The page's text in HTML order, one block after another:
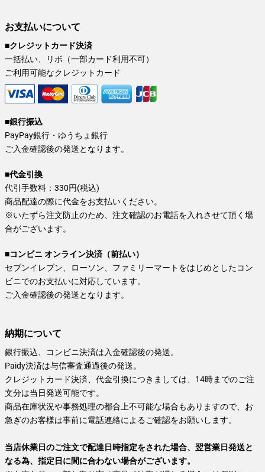
お支払いについて
■クレジットカード決済
一括払い、リボ（一部カード利用不可）
ご利用可能なクレジットカード
■銀行振込
PayPay銀行・ゆうちょ銀行
ご入金確認後の発送となります。
■代金引換
代引手数料：330円(税込)
商品配達の際に代金をお支払いください。
※いたずら注文防止のため、注文確認のお電話を入れさせて頂く場
合がございます。
■コンビニ オンライン決済（前払い）
セブンイレブン、ローソン、ファミリーマートをはじめとしたコン
ビニでのお支払いに対応しています。
ご入金確認後の発送となります。
納期について
銀行振込、コンビニ決済は入金確認後の発送。
Paidy決済は与信審査通過後の発送。
クレジットカード決済、代金引換につきましては、14時までのご注
文分は当日発送可能です。
商品在庫状況や事務処理の都合上不可能な場合もありますので、お
急ぎのお客様は事前に電話連絡によるご確認をお願いします。
当店休業日のご注文で配達日時指定をされた場合、翌営業日発送と
なる為、指定日に間に合わない場合がございます。